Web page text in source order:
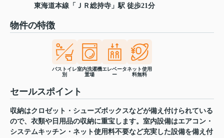
東海道本線 「 ＪＲ総持寺 」駅 徒歩21分
物件の特徴
バストイレ
別
室内洗濯機
置場
エレベータ
ー
ネット使用
料無料
セールスポイント
収納はクロゼット・シューズボックスなどが備え付けられている
ので、衣類や日用品の収納に重宝します。室内設備はエアコン・
システムキッチン・ネット使用料不要など充実した設備を備え付